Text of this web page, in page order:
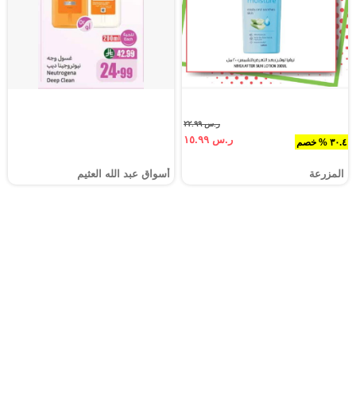
٣٠.٤ % خصم
ر.س ٢٢.٩٩
ر.س ١٥.٩٩
المزرعة أسواق عبد الله العثيم